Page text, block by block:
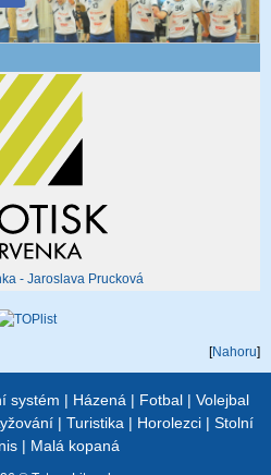
- Jaroslava Prucková
[Nahoru]
systém | Házená | Fotbal | Volejbal
| Turistika | Horolezci | Stolní
| Malá kopaná